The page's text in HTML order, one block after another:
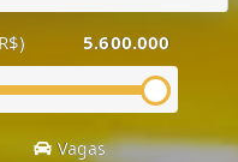
5.600.000
Vagas